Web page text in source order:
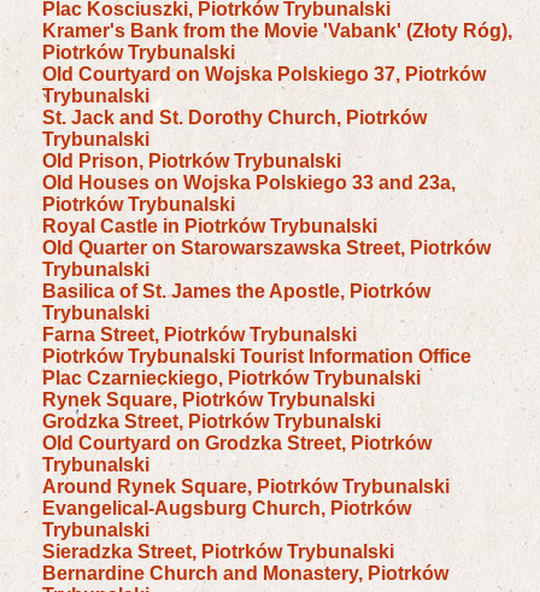
Plac Kosciuszki, Piotrków Trybunalski
Kramer's Bank from the Movie 'Vabank' (Złoty Róg),
Piotrków Trybunalski
Old Courtyard on Wojska Polskiego 37, Piotrków
Trybunalski
St. Jack and St. Dorothy Church, Piotrków
Trybunalski
Old Prison, Piotrków Trybunalski
Old Houses on Wojska Polskiego 33 and 23a,
Piotrków Trybunalski
Royal Castle in Piotrków Trybunalski
Old Quarter on Starowarszawska Street, Piotrków
Trybunalski
Basilica of St. James the Apostle, Piotrków
Trybunalski
Farna Street, Piotrków Trybunalski
Piotrków Trybunalski Tourist Information Office
Plac Czarnieckiego, Piotrków Trybunalski
Rynek Square, Piotrków Trybunalski
Grodzka Street, Piotrków Trybunalski
Old Courtyard on Grodzka Street, Piotrków
Trybunalski
Around Rynek Square, Piotrków Trybunalski
Evangelical-Augsburg Church, Piotrków
Trybunalski
Sieradzka Street, Piotrków Trybunalski
Bernardine Church and Monastery, Piotrków